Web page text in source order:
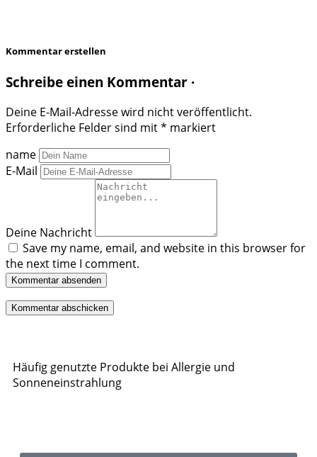
Kommentar erstellen
Schreibe einen Kommentar ·
Deine E-Mail-Adresse wird nicht veröffentlicht.
Erforderliche Felder sind mit* markiert
name
E-Mail
Deine Nachricht
Save my name, email, and website in this browser for
the next time I comment.
Kommentar absenden
Häufig genutzte Produkte bei Allergie und
Sonneneinstrahlung